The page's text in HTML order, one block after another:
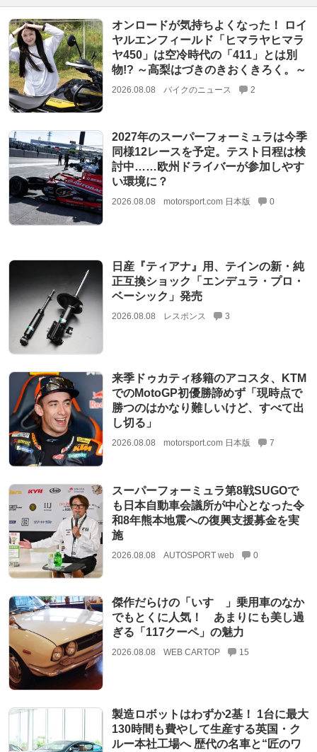
オンロードが気持ちよくなった！ ロイ
ヤルエンフィールド「ヒマラヤヒマラ
ヤ450」は空冷時代の「411」とは別
物!? ～高梨はづきのきおくきろく。～
2026.08.08 バイクのニュース 2
2027年のスーパーフォーミュラは今季
同様12レースを予定。テスト日程は検
討中……欧州ドライバーが参加しやす
い環境に？
2026.08.08 motorsport.com 日本版 0
日産『ティアナ』用、テインの新・純
正互換ショック「エンデュラ・プロ・
ベーシック」発売
2026.08.08 レスポンス 3
来季ドゥカティ移籍のアコスタ、KTM
でのMotoGP初優勝諦めず「現時点で
勝つのはかなり難しいけど、すべて出
し切る」
2026.08.08 motorsport.com 日本版 7
スーパーフォーミュラ第8戦SUGOで
も日本自動車会議所が中心となった令
和8年熊本地震への復興支援募金を実
施
2026.08.08 AUTOSPORT web 0
傑作だらけの「いすゞ」乗用車のなか
でもとくに人気！ あまりにも美し過
ぎる「117クーペ」の魅力
2026.08.08 WEB CARTOP 15
製造ロボットはわずか2基！ 1台に最大
130時間も費やして生産する英国・ク
ルー本社工場へ 歴代の名車と“匠のワ